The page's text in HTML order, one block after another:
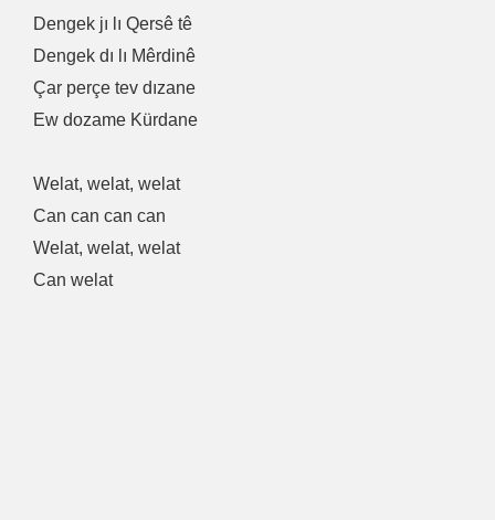
Dengek jı lı Qersê tê
Dengek dı lı Mêrdinê
Çar perçe tev dızane
Ew dozame Kürdane
Welat, welat, welat
Can can can can
Welat, welat, welat
Can welat